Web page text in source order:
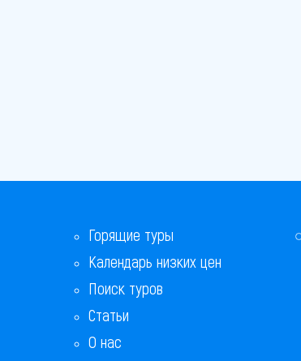
Горящие туры
Календарь низких цен
Поиск туров
Статьи
О нас